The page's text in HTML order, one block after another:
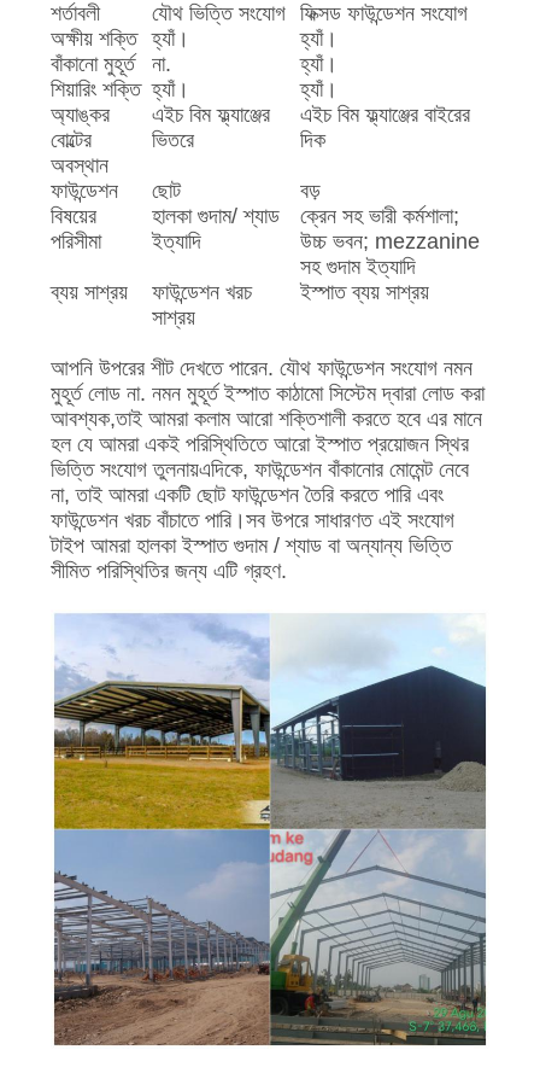
শর্তাবলী যৌথ ভিত্তি সংযোগ
ফিক্সড ফাউন্ডেশন সংযোগ
অক্ষীয় শক্তি হ্যাঁ।
হ্যাঁ।
বাঁকানো মুহূর্ত
না.
হ্যাঁ।
শিয়ারিং শক্তি হ্যাঁ।
হ্যাঁ।
অ্যাঙ্কর
বোল্টের
অবস্থান
এইচ বিম ফ্ল্যাঞ্জের
ভিতরে
এইচ বিম ফ্ল্যাঞ্জের বাইরের
দিক
ফাউন্ডেশন ছোট
বড়
বিষয়ের
পরিসীমা
হালকা গুদাম/ শ্যাড
ইত্যাদি
ক্রেন সহ ভারী কর্মশালা;
উচ্চ ভবন; mezzanine
সহ গুদাম ইত্যাদি
ব্যয় সাশ্রয়
ফাউন্ডেশন খরচ
সাশ্রয়
ইস্পাত ব্যয় সাশ্রয়
আপনি উপরের শীট দেখতে পারেন. যৌথ ফাউন্ডেশন সংযোগ নমন
মুহূর্ত লোড না. নমন মুহূর্ত ইস্পাত কাঠামো সিস্টেম দ্বারা লোড করা
আবশ্যক,তাই আমরা কলাম আরো শক্তিশালী করতে হবে এর মানে
হল যে আমরা একই পরিস্থিতিতে আরো ইস্পাত প্রয়োজন স্থির
ভিত্তি সংযোগ তুলনায়এদিকে, ফাউন্ডেশন বাঁকানোর মোমেন্ট নেবে
না, তাই আমরা একটি ছোট ফাউন্ডেশন তৈরি করতে পারি এবং
ফাউন্ডেশন খরচ বাঁচাতে পারি।সব উপরে সাধারণত এই সংযোগ
টাইপ আমরা হালকা ইস্পাত গুদাম / শ্যাড বা অন্যান্য ভিত্তি
সীমিত পরিস্থিতির জন্য এটি গ্রহণ.